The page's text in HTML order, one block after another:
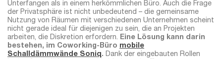
Unterfangen als in einem herkömmlichen Büro. Auch die Frage
der Privatsphäre ist nicht unbedeutend – die gemeinsame
Nutzung von Räumen mit verschiedenen Unternehmen scheint
nicht gerade ideal für diejenigen zu sein, die an Projekten
arbeiten, die Diskretion erfordern. Eine Lösung kann darin
bestehen, im Coworking-Büro mobile
Schalldämmwände Soniq . Dank der eingebauten Rollen